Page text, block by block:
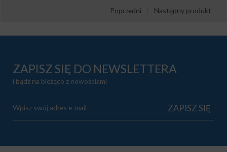
Następny produkt
Poprzedni
ZAPISZ SIĘ DO NEWSLETTERA
i bądź na bieżąco z nowościami